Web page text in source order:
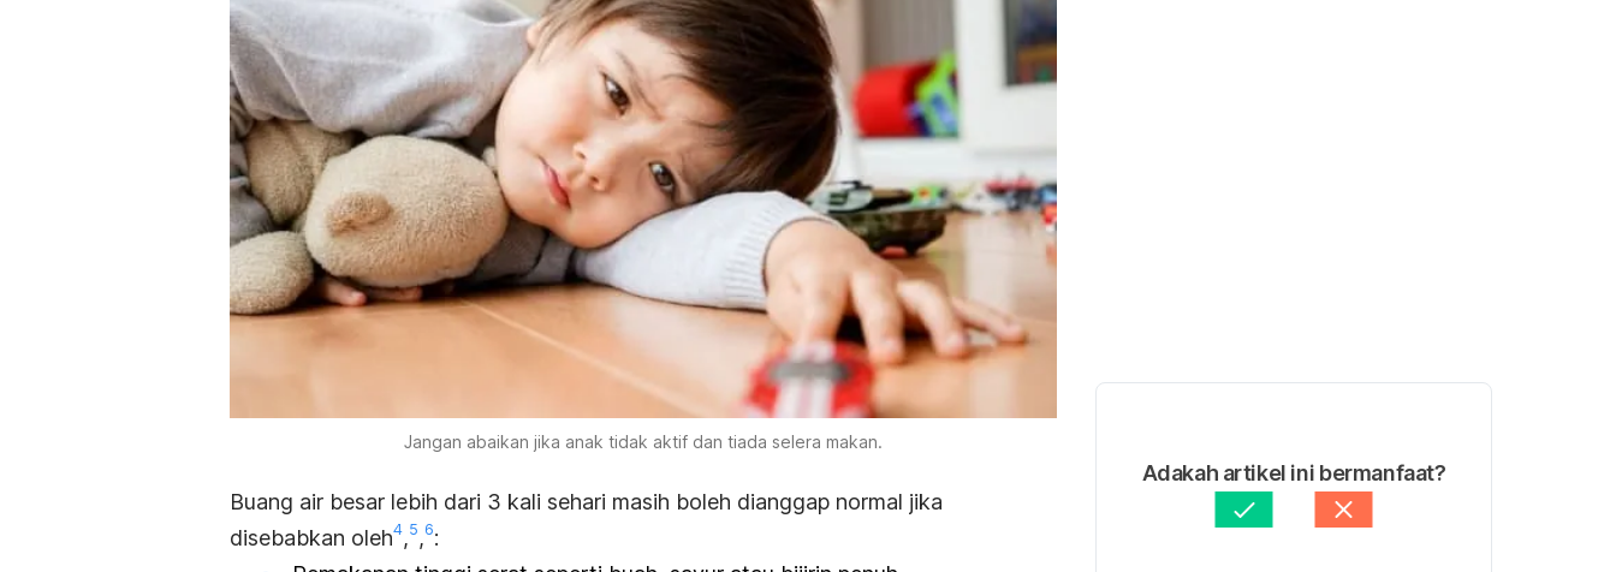
Jangan abaikan jika anak tidak aktif dan tiada selera makan.
Buang air besar lebih dari 3 kali sehari masih boleh dianggap normal jika
disebabkan oleh4,5 ,6:
Adakah artikel ini bermanfaat?